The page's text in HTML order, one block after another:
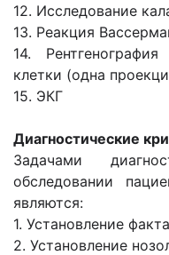
12. Исследование
13. Реакция
14.
клетки (одна
15. ЭКГ
Диагностические
Задачами
обследовании
являются:
1. Установление
2. Установление